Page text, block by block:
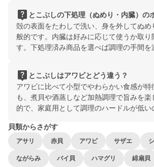
live_help とこぶしの下処理（ぬめり・内臓）の
殻の表面をたわしで洗い、身を外してぬめ
般的です。内臓は好みに応じて使うか取り
す。下処理済み商品を選べば調理の手間を
live_help とこぶしはアワビとどう違う？
アワビに比べて小型でやわらかい食感が特
も、煮貝や酒蒸しなど加熱調理で旨みを
的で、家庭用として調理のハードルが低い
貝類からさがす
アサリ 赤貝 アワビ サザエ
ながらみ バイ貝 ハマグリ 緋扇貝